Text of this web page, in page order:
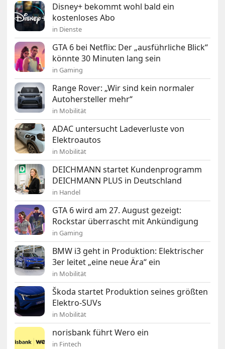
Disney+ bekommt wohl bald ein
kostenloses Abo
in Dienste
GTA 6 bei Netflix: Der „ausführliche Blick“
könnte 30 Minuten lang sein
in Gaming
Range Rover: „Wir sind kein normaler
Autohersteller mehr“
in Mobilität
ADAC untersucht Ladeverluste von
Elektroautos
in Mobilität
DEICHMANN startet Kundenprogramm
DEICHMANN PLUS in Deutschland
in Handel
GTA 6 wird am 27. August gezeigt:
Rockstar überrascht mit Ankündigung
in Gaming
BMW i3 geht in Produktion: Elektrischer
3er leitet „eine neue Ära“ ein
in Mobilität
Škoda startet Produktion seines größten
Elektro-SUVs
in Mobilität
norisbank führt Wero ein
in Fintech